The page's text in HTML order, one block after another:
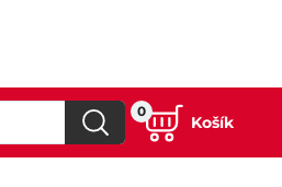
Košík
0